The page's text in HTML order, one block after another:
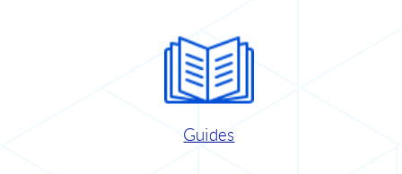
Guides